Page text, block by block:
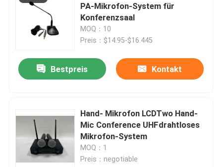
PA-Mikrofon-System für
Konferenzsaal
MOQ：10
Preis：$14.95-$16.445
Bestpreis Kontakt
Hand- Mikrofon LCDTwo Hand-
Mic Conference UHFdrahtloses
Mikrofon-System
MOQ：1
Preis：negotiable